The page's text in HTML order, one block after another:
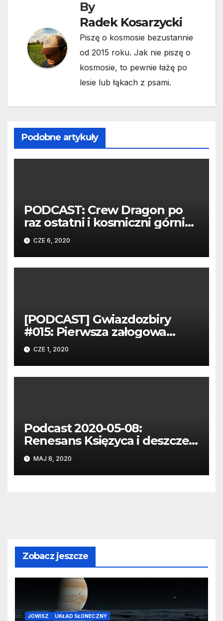
By
Radek Kosarzycki
Piszę o kosmosie bezustannie
od 2015 roku. Jak nie piszę o
kosmosie, to pewnie łażę po
lesie lub łąkach z psami.
Podobne artykuły
PODCAST: Crew Dragon po
raz ostatni i kosmiczni górnicy
po raz pierwszy
CZE 6, 2020
[PODCAST] Gwiazdozbiry
#015: Pierwsza załogowa
misja prywatnego statku
kosmicznego
CZE 1, 2020
Podcast 2020-05-08:
Renesans Księzyca i deszcze
niespokojne
MAJ 8, 2020
Zobacz jeszcze
JOWISZ UKŁAD SŁONECZNY